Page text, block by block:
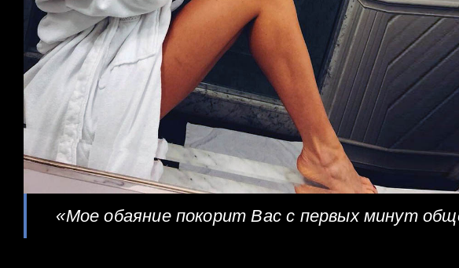
«Мое обаяние покорит Вас с первых минут